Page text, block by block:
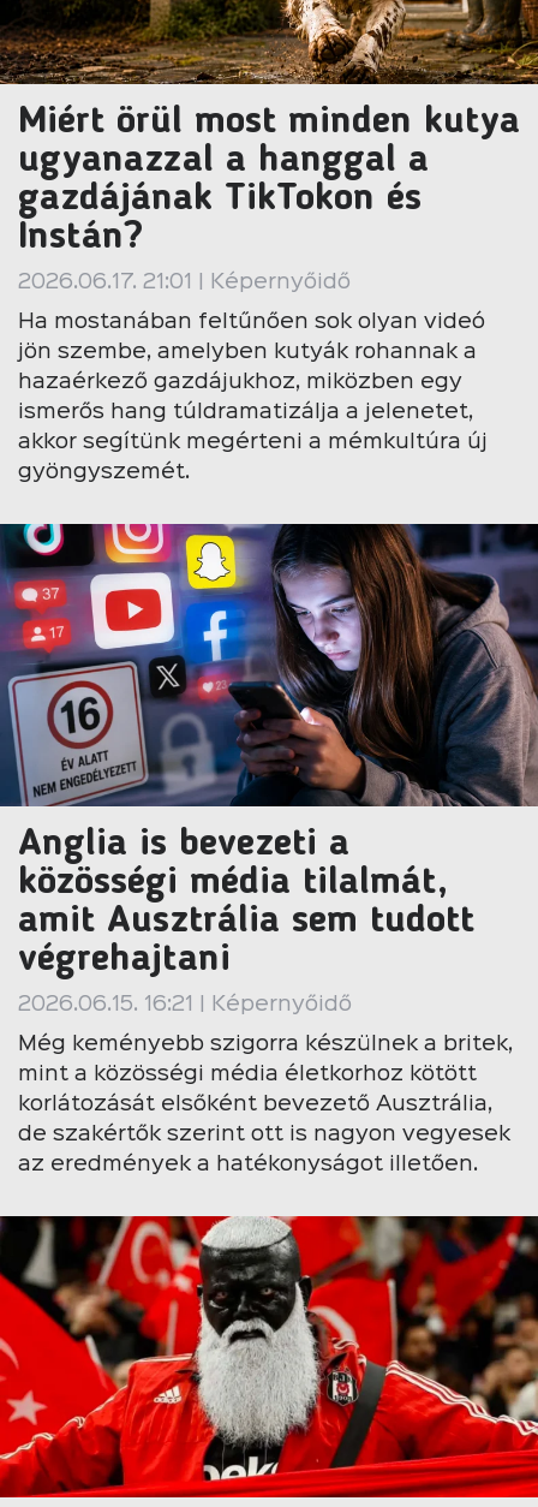
Miért örül most minden kutya
ugyanazzal a hanggal a
gazdájának TikTokon és
Instán?
2026.06.17. 21:01 | Képernyőidő
Ha mostanában feltűnően sok olyan videó
jön szembe, amelyben kutyák rohannak a
hazaérkező gazdájukhoz, miközben egy
ismerős hang túldramatizálja a jelenetet,
akkor segítünk megérteni a mémkultúra új
gyöngyszemét.
Anglia is bevezeti a
közösségi média tilalmát,
amit Ausztrália sem tudott
végrehajtani
2026.06.15. 16:21 | Képernyőidő
Még keményebb szigorra készülnek a britek,
mint a közösségi média életkorhoz kötött
korlátozását elsőként bevezető Ausztrália,
de szakértők szerint ott is nagyon vegyesek
az eredmények a hatékonyságot illetően.